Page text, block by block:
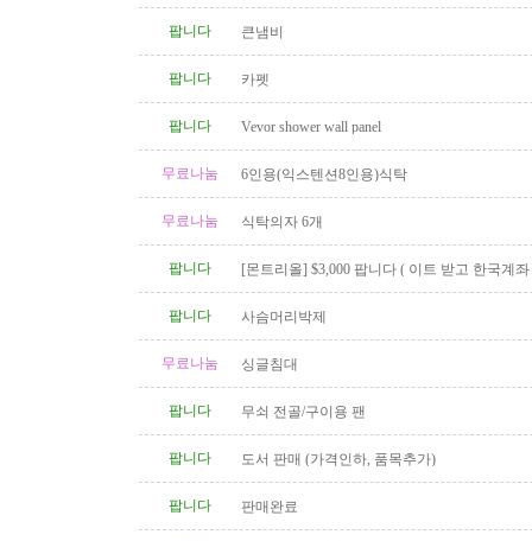
팝니다 큰냄비
팝니다 카펫
팝니다 Vevor shower wall panel
무료나눔 6인용(익스텐션8인용)식탁
무료나눔 식탁의자 6개
팝니다
[몬트리올] $3,000 팝니다 ( 이트 받고 한국계
팝니다
사슴머리박제
무료나눔 싱글침대
팝니다 무쇠 전골/구이용 팬
팝니다 도서 판매 (가격인하, 품목추가)
팝니다 판매완료